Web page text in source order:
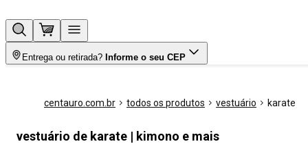
Entrega ou retirada? Informe o seu CEP
centauro.com.br todos os produtos vestuário karate
vestuário de karate | kimono e mais